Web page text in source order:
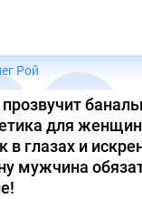
Рой
для
в глазах и
мужчина